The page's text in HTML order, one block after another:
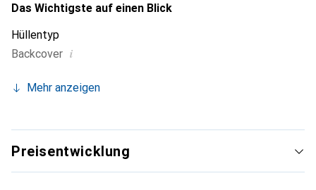
Das Wichtigste auf einen Blick
Hüllentyp
Backcover i
Mehr anzeigen
Preisentwicklung